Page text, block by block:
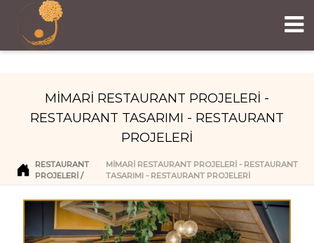
MİMARİ RESTAURANT PROJELERİ -
RESTAURANT TASARIMI - RESTAURANT
PROJELERİ
RESTAURANT
PROJELERI
MİMARİ RESTAURANT PROJELERİ - RESTAURANT
TASARIMI - RESTAURANT PROJELERİ